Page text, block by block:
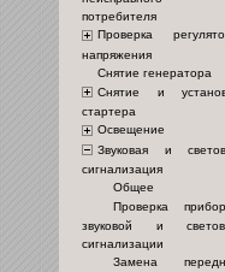
потребителя
Проверка
напряжения
Снятие генератора
Снятие и
стартера
Освещение
Звуковая и
сигнализация
Общее
Проверка
звуковой и
сигнализации
Замена